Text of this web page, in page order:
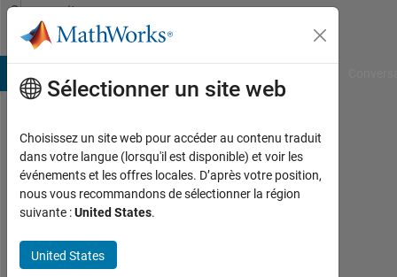
Passer au contenu
Community
Profile
Marpe
Last
seen:
plus
de 3
ans il
Sélectionner un site web
Choisissez un site web pour accéder au contenu traduit
dans votre langue (lorsqu'il est disponible) et voir les
événements et les offres locales. D’après votre position,
nous vous recommandons de sélectionner la région
suivante :United States.
United States